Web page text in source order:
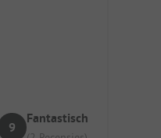
9
Fantastisch